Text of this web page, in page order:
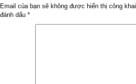
Email của bạn sẽ không được hiển thị công khai.
đánh dấu *